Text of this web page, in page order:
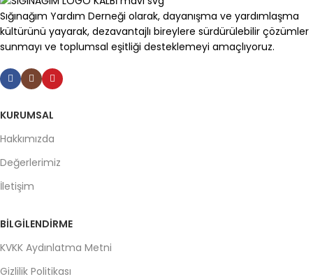
Sığınağım Yardım Derneği olarak, dayanışma ve yardımlaşma
kültürünü yayarak, dezavantajlı bireylere sürdürülebilir çözümler
sunmayı ve toplumsal eşitliği desteklemeyi amaçlıyoruz.
KURUMSAL
Hakkımızda
Değerlerimiz
İletişim
BILGILENDIRME
KVKK Aydınlatma Metni
Gizlilik Politikası